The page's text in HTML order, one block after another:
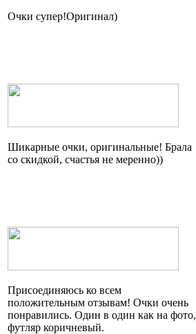
Очки супер!Оригинал)
Шикарные очки, оригинальные! Брала
со скидкой, счастья не меренно))
Присоединяюсь ко всем
положительным отзывам! Очки очень
понравились. Один в один как на фото,
футляр коричневый.